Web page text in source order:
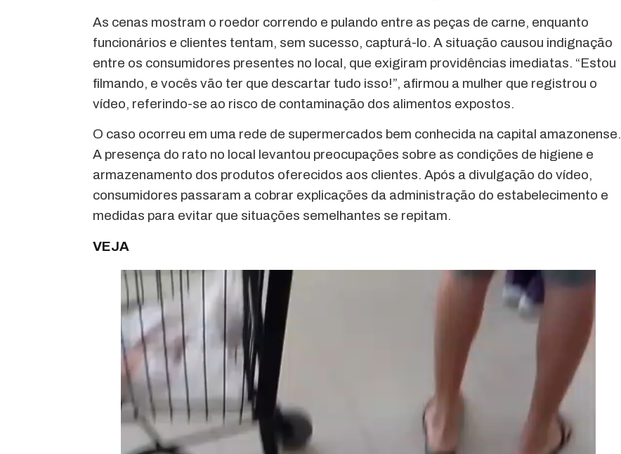
As cenas mostram o roedor correndo e pulando entre as peças de carne, enquanto
funcionários e clientes tentam, sem sucesso, capturá-lo. A situação causou indignação
entre os consumidores presentes no local, que exigiram providências imediatas. “Estou
filmando, e vocês vão ter que descartar tudo isso!”, afirmou a mulher que registrou o
vídeo, referindo-se ao risco de contaminação dos alimentos expostos.
O caso ocorreu em uma rede de supermercados bem conhecida na capital amazonense.
A presença do rato no local levantou preocupações sobre as condições de higiene e
armazenamento dos produtos oferecidos aos clientes. Após a divulgação do vídeo,
consumidores passaram a cobrar explicações da administração do estabelecimento e
medidas para evitar que situações semelhantes se repitam.
VEJA